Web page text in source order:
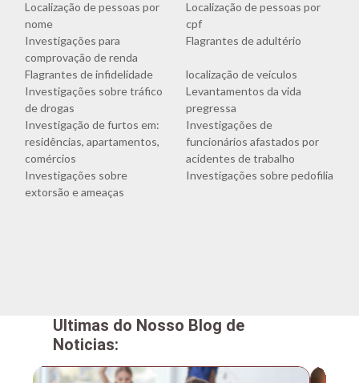
Localização de pessoas por
nome
Localização de pessoas por
cpf
Investigações para
comprovação de renda
Flagrantes de adultério
Flagrantes de infidelidade
localização de veículos
Investigações sobre tráfico
de drogas
Levantamentos da vida
pregressa
Investigação de furtos em:
residências, apartamentos,
comércios
Investigações de
funcionários afastados por
acidentes de trabalho
Investigações sobre
extorsão e ameaças
Investigações sobre pedofilia
Ultimas do Nosso Blog de
Noticias: